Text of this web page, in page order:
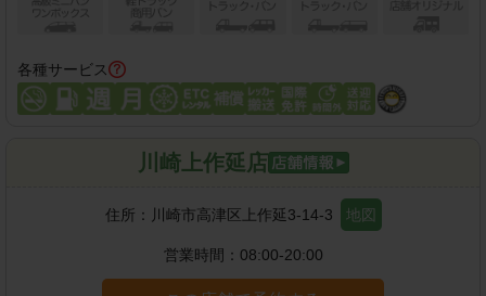
各種サービス
川崎上作延店
住所： 川崎市高津区上作延3-14-3 地図
営業時間： 08:00-20:00